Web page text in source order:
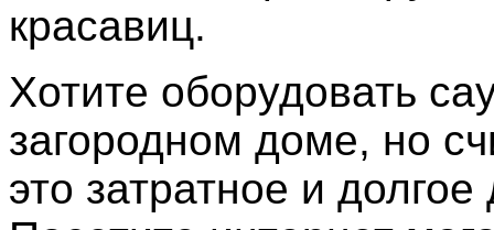
красавиц.
Хотите оборудовать
загородном доме, но
это затратное и долгое